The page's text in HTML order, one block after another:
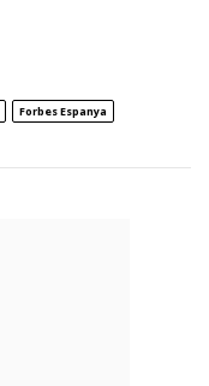
Forbes Espanya